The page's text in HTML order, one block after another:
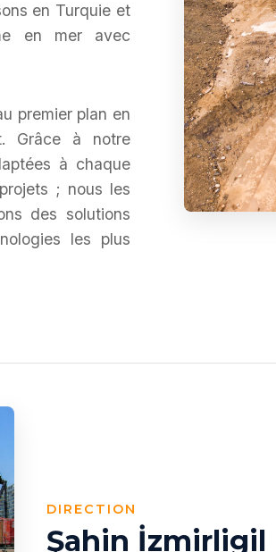
en Turquie et
en mer avec
premier plan en
Grâce à notre
à chaque
; nous les
des solutions
les plus
DIRECTION
Şahin İzmirligil